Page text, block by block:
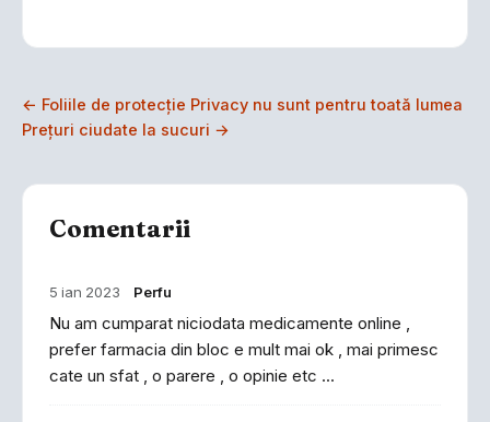
← Foliile de protecție Privacy nu sunt pentru toată lumea
Prețuri ciudate la sucuri →
Comentarii
5 ian 2023 Perfu
Nu am cumparat niciodata medicamente online ,
prefer farmacia din bloc e mult mai ok , mai primesc
cate un sfat , o parere , o opinie etc ...